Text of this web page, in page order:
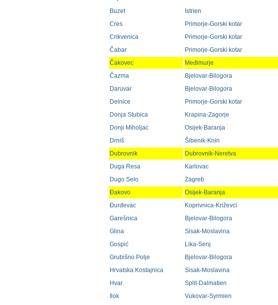
Buzet
Istrien
Cres
Primorje-Gorski kotar
Crikvenica
Primorje-Gorski kotar
Čabar
Primorje-Gorski kotar
Čakovec
Međimurje
Čazma
Bjelovar-Bilogora
Daruvar
Bjelovar-Bilogora
Delnice
Primorje-Gorski kotar
Donja Stubica
Krapina-Zagorje
Donji Miholjac
Osijek-Baranja
Drniš
Šibenik-Knin
Dubrovnik
Dubrovnik-Neretva
Duga Resa
Karlovac
Dugo Selo
Zagreb
Đakovo
Osijek-Baranja
Đurđevac
Koprivnica-Križevci
Garešnica
Bjelovar-Bilogora
Glina
Sisak-Moslavina
Gospić
Lika-Senj
Grubišno Polje
Bjelovar-Bilogora
Hrvatska Kostajnica
Sisak-Moslavina
Hvar
Split-Dalmatien
Ilok
Vukovar-Syrmien